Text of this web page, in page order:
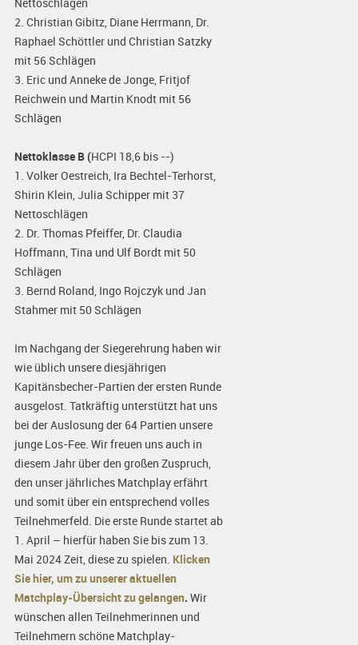
Nettoschlägen
2. Christian Gibitz, Diane Herrmann, Dr.
Raphael Schöttler und Christian Satzky
mit 56 Schlägen
3. Eric und Anneke de Jonge, Fritjof
Reichwein und Martin Knodt mit 56
Schlägen
Nettoklasse B (HCPI 18,6 bis --)
1. Volker Oestreich, Ira Bechtel-Terhorst,
Shirin Klein, Julia Schipper mit 37
Nettoschlägen
2. Dr. Thomas Pfeiffer, Dr. Claudia
Hoffmann, Tina und Ulf Bordt mit 50
Schlägen
3. Bernd Roland, Ingo Rojczyk und Jan
Stahmer mit 50 Schlägen
Im Nachgang der Siegerehrung haben wir
wie üblich unsere diesjährigen
Kapitänsbecher-Partien der ersten Runde
ausgelost. Tatkräftig unterstützt hat uns
bei der Auslosung der 64 Partien unsere
junge Los-Fee. Wir freuen uns auch in
diesem Jahr über den großen Zuspruch,
den unser jährliches Matchplay erfährt
und somit über ein entsprechend volles
Teilnehmerfeld. Die erste Runde startet ab
1. April – hierfür haben Sie bis zum 13.
Mai 2024 Zeit, diese zu spielen. Klicken
Sie hier, um zu unserer aktuellen
Matchplay-Übersicht zu gelangen. Wir
wünschen allen Teilnehmerinnen und
Teilnehmern schöne Matchplay-